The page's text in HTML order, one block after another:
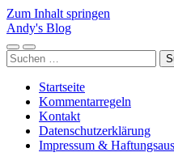
Zum Inhalt springen
Andy's Blog
Mobile-
Menü
Suchfeld
ein-/ausblenden
Suchen
nach:
Startseite
Kommentarregeln
Kontakt
Datenschutzerklärung
Impressum &